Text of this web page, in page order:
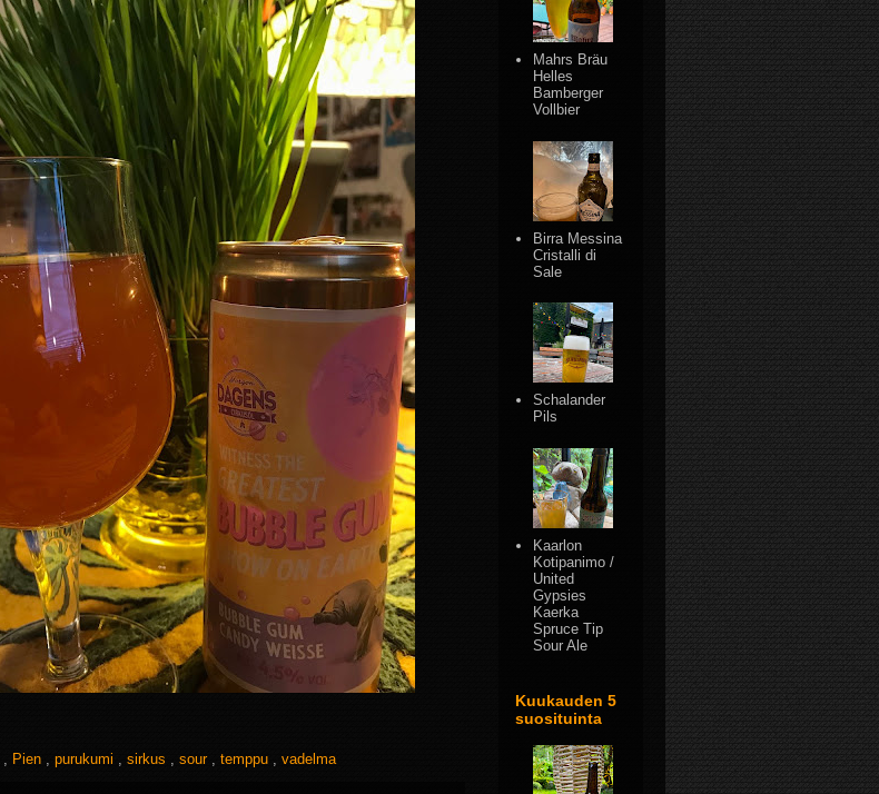
Pien purukumi sirkus sour temppu vadelma
Mahrs Bräu
Helles
Bamberger
Vollbier
Birra Messina
Cristalli di
Sale
Schalander
Pils
Kaarlon
Kotipanimo /
United
Gypsies
Kaerka
Spruce Tip
Sour Ale
Kuukauden 5
suosituinta